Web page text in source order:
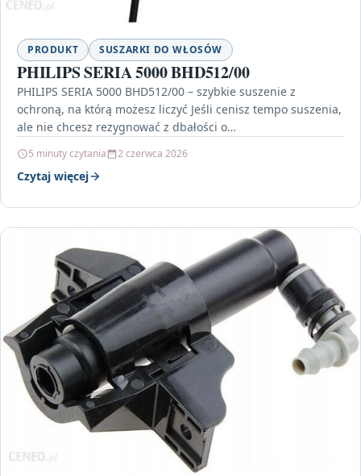
PRODUKT SUSZARKI DO WŁOSÓW
PHILIPS SERIA 5000 BHD512/00
PHILIPS SERIA 5000 BHD512/00 – szybkie suszenie z
ochroną, na którą możesz liczyć Jeśli cenisz tempo suszenia,
ale nie chcesz rezygnować z dbałości o…
5 minuty czytania 2 czerwca 2026
Czytaj więcej